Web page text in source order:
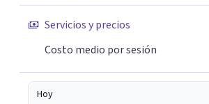
Servicios y precios
Costo medio por sesión
Hoy